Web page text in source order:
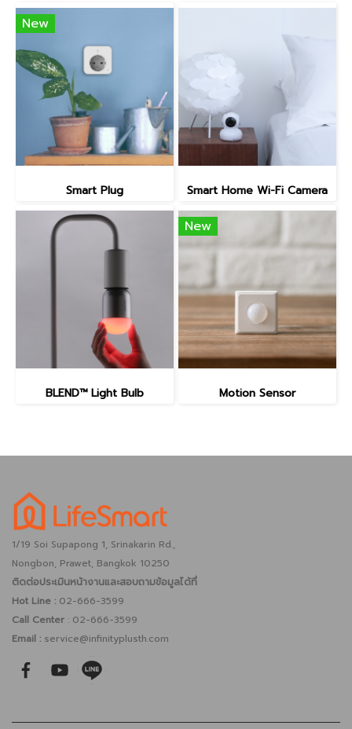
New
Smart Plug Smart Home Wi-Fi Camera
BLEND™ Light Bulb
New
Motion Sensor
1/19 Soi Supapong 1, Srinakarin Rd.,
Nongbon, Prawet, Bangkok 10250
ติดต่อประเมินหน้างานและสอบถามข้อมูลได้ที่
Hot Line : 02-666-3599
Call Center : 02-666-3599
Email : service@infinityplusth.com